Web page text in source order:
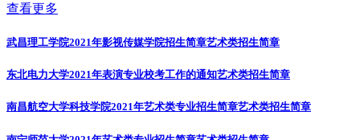
查看更多
武昌理工学院2021年影视传媒学院招生简章艺术类招生简章
东北电力大学2021年表演专业校考工作的通知艺术类招生简章
南昌航空大学科技学院2021年艺术类专业招生简章艺术类招生简章